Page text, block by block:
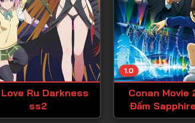
Love Ru Darkness
ss2
1.0
Conan Movie
Đấm